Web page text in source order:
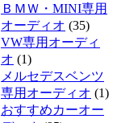
ＢＭＷ・MINI専用
オーディオ (35)
VW専用オーディ
オ (1)
メルセデスベンツ
専用オーディオ (1)
おすすめカーオー